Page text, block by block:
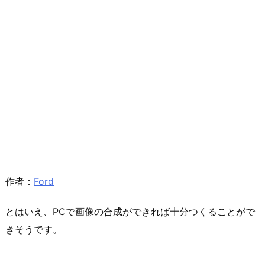
作者： Ford
とはいえ、PCで画像の合成ができれば十分つくることがで
きそうです。